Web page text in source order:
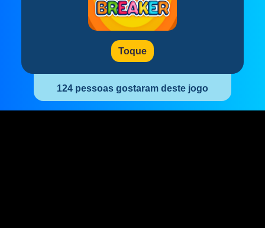
Toque
124 pessoas gostaram deste jogo